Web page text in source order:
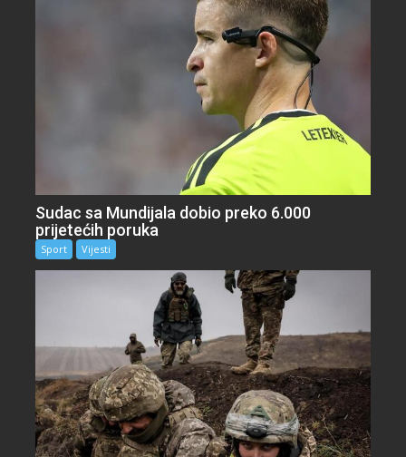
Sudac sa Mundijala dobio preko 6.000
prijetećih poruka
Sport Vijesti